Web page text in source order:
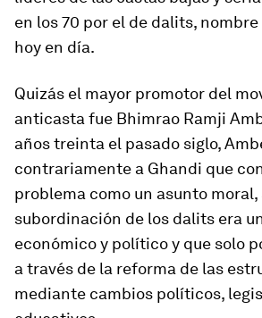
en los 70 por el de dalits, nombre
hoy en día.
Quizás el mayor promotor del
anticasta fue Bhimrao Ramji
años treinta el pasado siglo,
contrariamente a Ghandi que
problema como un asunto
subordinación de los dalits era
económico y político y que solo
a través de la reforma de las
mediante cambios políticos,